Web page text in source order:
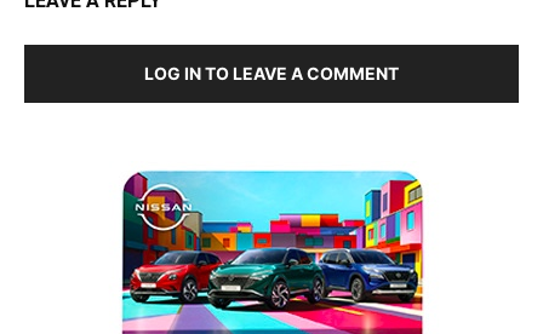
LOG IN TO LEAVE A COMMENT